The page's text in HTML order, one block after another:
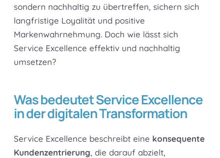
sondern nachhaltig zu übertreffen, sichern sich
langfristige Loyalität und positive
Markenwahrnehmung. Doch wie lässt sich
Service Excellence effektiv und nachhaltig
umsetzen?
Was bedeutet Service Excellence
in der digitalen Transformation
Service Excellence beschreibt eine konsequente
Kundenzentrierung, die darauf abzielt,